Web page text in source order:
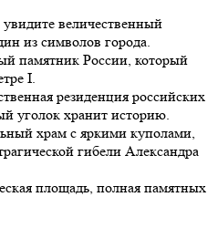
увидите величественный
из символов города.
памятник России, который
I.
резиденция российских
уголок хранит историю.
храм с яркими куполами,
гибели Александра
площадь, полная памятных